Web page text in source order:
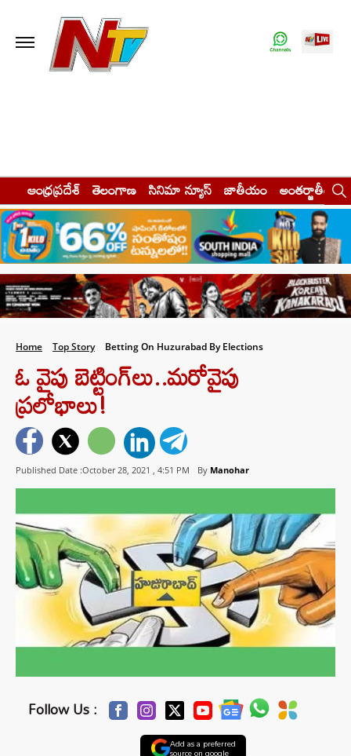
ఆంధ్రప్రదేశ్ తెలంగాణ సినిమా న్యూస్ జాతీయం అంతర్జాతీయం
Home Top Story Betting On Huzurabad By Elections
ఓ వైపు బెట్టింగ్‌లు..మరోవైపు
ప్రలోభాలు!
Published Date :October 28, 2021 , 4:51 PM By Manohar
Follow Us :
Add as a preferred